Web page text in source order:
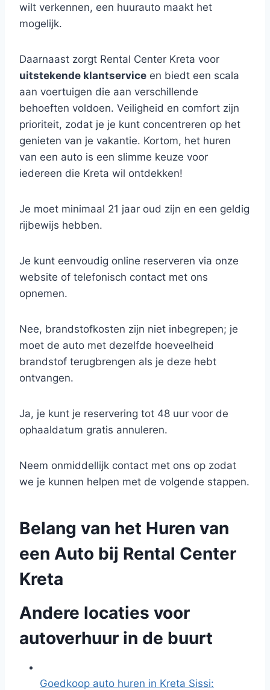
wilt verkennen, een huurauto maakt het
mogelijk.
Daarnaast zorgt Rental Center Kreta voor
uitstekende klantservice en biedt een scala
aan voertuigen die aan verschillende
behoeften voldoen. Veiligheid en comfort zijn
prioriteit, zodat je je kunt concentreren op het
genieten van je vakantie. Kortom, het huren
van een auto is een slimme keuze voor
iedereen die Kreta wil ontdekken!
Je moet minimaal 21 jaar oud zijn en een geldig
rijbewijs hebben.
Je kunt eenvoudig online reserveren via onze
website of telefonisch contact met ons
opnemen.
Nee, brandstofkosten zijn niet inbegrepen; je
moet de auto met dezelfde hoeveelheid
brandstof terugbrengen als je deze hebt
ontvangen.
Ja, je kunt je reservering tot 48 uur voor de
ophaaldatum gratis annuleren.
Neem onmiddellijk contact met ons op zodat
we je kunnen helpen met de volgende stappen.
Belang van het Huren van
een Auto bij Rental Center
Kreta
Andere locaties voor
autoverhuur in de buurt
Goedkoop auto huren in Kreta Sissi: